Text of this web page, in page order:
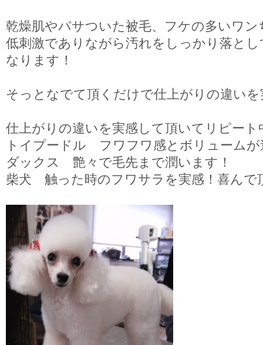
乾燥肌やパサついた被毛、フケの多いワ
低刺激でありながら汚れをしっかり落と
なります！
そっとなでて頂くだけで仕上がりの違い
仕上がりの違いを実感して頂いてリピート
トイプードル フワフワ感とボリュームが
ダックス 艶々で毛先まで潤います！
柴犬 触った時のフワサラを実感！喜んで